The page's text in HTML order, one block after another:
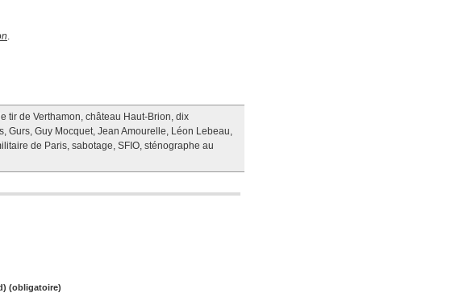
.
tir de Verthamon, château Haut-Brion, dix
, Gurs, Guy Mocquet, Jean Amourelle, Léon Lebeau,
de Paris, sabotage, SFIO, sténographe au
(obligatoire)